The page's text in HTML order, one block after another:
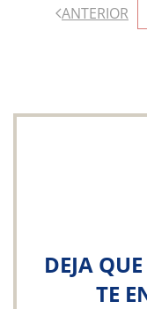
ANTERIOR
DEJA
TE